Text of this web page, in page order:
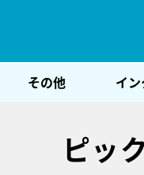
その他 イ
ピッ